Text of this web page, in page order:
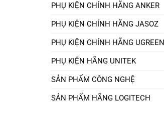
PHỤ KIỆN CHÍNH HÃNG ANKER
PHỤ KIỆN CHÍNH HÃNG JASOZ
PHỤ KIỆN CHÍNH HÃNG UGREEN
PHỤ KIỆN HÃNG UNITEK
SẢN PHẨM CÔNG NGHỆ
SẢN PHẨM HÃNG LOGITECH